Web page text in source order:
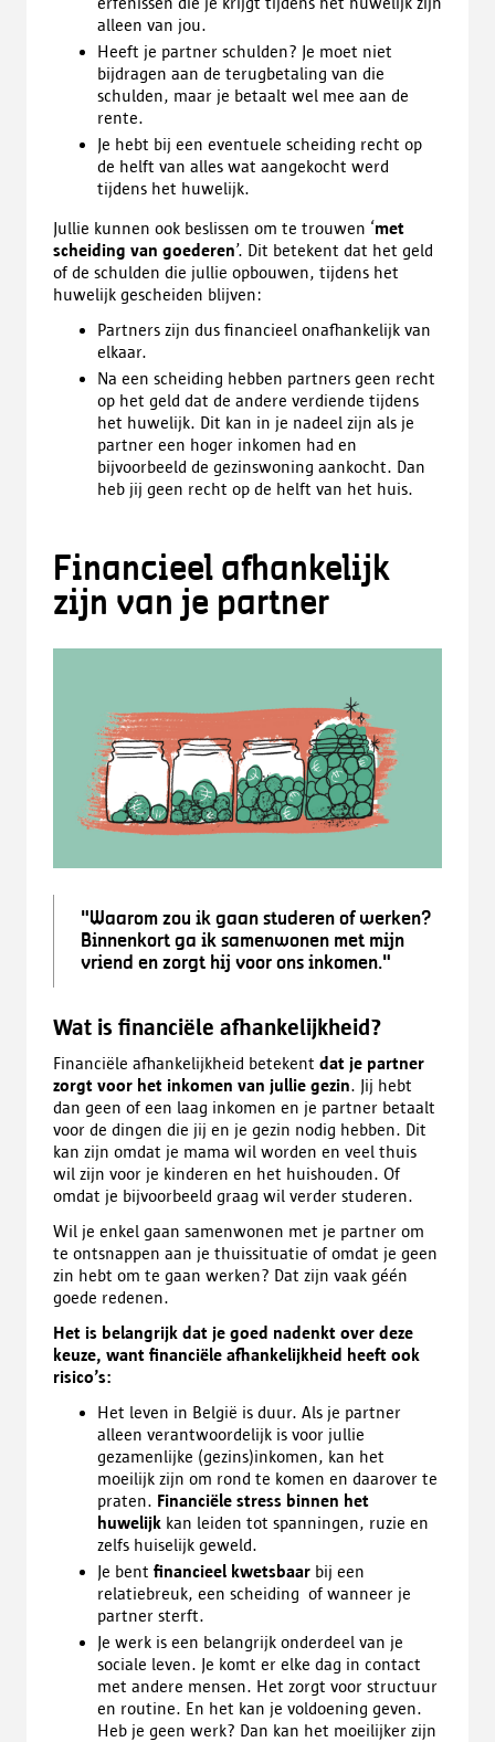
alleen van jou.
Heeft je partner schulden? Je moet niet
bijdragen aan de terugbetaling van die
schulden, maar je betaalt wel mee aan de
rente.
Je hebt bij een eventuele scheiding recht op
de helft van alles wat aangekocht werd
tijdens het huwelijk.
Jullie kunnen ook beslissen om te trouwen ‘met
scheiding van goederen’. Dit betekent dat het geld
of de schulden die jullie opbouwen, tijdens het
huwelijk gescheiden blijven:
Partners zijn dus financieel onafhankelijk van
elkaar.
Na een scheiding hebben partners geen recht
op het geld dat de andere verdiende tijdens
het huwelijk. Dit kan in je nadeel zijn als je
partner een hoger inkomen had en
bijvoorbeeld de gezinswoning aankocht. Dan
heb jij geen recht op de helft van het huis.
Financieel afhankelijk
zijn van je partner
"Waarom zou ik gaan studeren of werken?
Binnenkort ga ik samenwonen met mijn
vriend en zorgt hij voor ons inkomen."
Wat is financiële afhankelijkheid?
Financiële afhankelijkheid betekent dat je partner
zorgt voor het inkomen van jullie gezin. Jij hebt
dan geen of een laag inkomen en je partner betaalt
voor de dingen die jij en je gezin nodig hebben. Dit
kan zijn omdat je mama wil worden en veel thuis
wil zijn voor je kinderen en het huishouden. Of
omdat je bijvoorbeeld graag wil verder studeren.
Wil je enkel gaan samenwonen met je partner om
te ontsnappen aan je thuissituatie of omdat je geen
zin hebt om te gaan werken? Dat zijn vaak géén
goede redenen.
Het is belangrijk dat je goed nadenkt over deze
keuze, want financiële afhankelijkheid heeft ook
risico’s:
Het leven in België is duur. Als je partner
alleen verantwoordelijk is voor jullie
gezamenlijke (gezins)inkomen, kan het
moeilijk zijn om rond te komen en daarover te
praten. Financiële stress binnen het
huwelijk kan leiden tot spanningen, ruzie en
zelfs huiselijk geweld.
Je bent financieel kwetsbaar bij een
relatiebreuk, een scheiding of wanneer je
partner sterft.
Je werk is een belangrijk onderdeel van je
sociale leven. Je komt er elke dag in contact
met andere mensen. Het zorgt voor structuur
en routine. En het kan je voldoening geven.
Heb je geen werk? Dan kan het moeilijker zijn